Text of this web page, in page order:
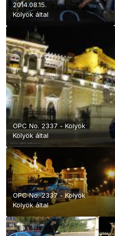
2014.08.15.
Kölyök által
OPC No. 2337 - Kölyök
Kölyökáltal
OPC No. 2337 - Kölyök
Kölyökáltal